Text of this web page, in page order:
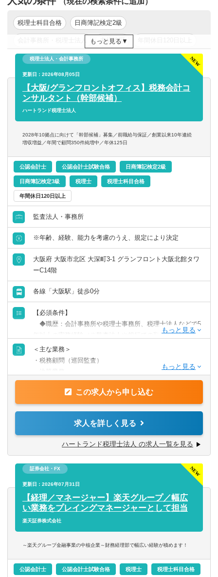
経験者枠
830万円／27歳／入社2年目／業界歴3年目／顧問件数22件
／年間顧問売上2,000万円（月給45万円+平均インセンティ
ブ月額24万円）
1040万円／36歳／入社5年目／業界歴10年目／顧問件数26
件／年間顧問売上2,600万円（月給45万円+平均インセンテ
ィブ月額41.5万円）
1,390万円／28歳／入社3年目／業界歴5年目／顧問件数27件
／年間顧問売上3,000万円（月給45万円+平均インセン月額
61万円+管理職手当10万円）
1,580万円／40歳／入社7年目／業界歴12年／顧問件数32件
／年間顧問売上3,700万円（月給45万円+平均インセンティ
※担当件数が多い方は大きな企業を相手にするケースが多
く、顧問料も高くなる傾向にあります。
法人メインです。
創業間もないスタートアップから、年商100億円を超える大
企業まで幅広く対応しています。
よく「年収が高いから、特殊案件や複雑案件ばかりなので
は？」と心配される方がいますが、そうした案件は一部で
すし、お任せする人は限られています。そのため、経験者
であればスムーズに業務に慣れていただけるはずです。
＜顧問先の割り振り＞
本人の希望や、経験年数を加味して担当顧問を割り振りま
す。「無理に受けさせられる」ということはありませんの
でご安心ください。
＜基本的なキャリアステップ＞
（1）担当を持ち、顧客対応を1人で完結できる。
（2）担当顧問先数が25件前後に到達する。
（3）希望に応じて、部下の育成を担当する「チームリーダ
ー」、資産税案件(相続等)・複雑案件を一手に担う「スペシ
（4）本人の希望があれば拠点長に就任し、担当オフィスの
＜勤続年数に応じた業務内容と年収イメージ＞
【例】業界経験3年の方が入社した場合
◆入社1年目（年収700万円前後）
・担当顧問20～25件前後。
・プレイヤーとしてスキルアップに励む。
ンで担当。
・担当顧問25～30件前後。共同案件のリーダー担当1～2件
前後、サポート担当5件前後。
・チーム長やその補佐などを担当。
・年商10億円未満の中規模法人をメインで担当。
・年商10億円超の企業グループをチームの一員として担
へ参加して経験を積む（例：組織再編や事業承継対策の提
案、DD業務などのスポット業務をチームの一員として対
応）。
・オフィスの拠点長や管理責任者、またはその補佐を担
当。もしくは複雑案件等をメインで担当する「スペシャリ
スト」や「スタープレイヤー」として活躍。
税理士科目合格 日商簿記検定2級
未経験可
新卒可 年収200万円以上
年収500万円以上 東京都
もっと見る
税理士法人・会計事務所
更新日：2026年08月05日
【大阪/グランフロントオフィス】税務会計コ
ンサルタント（幹部候補）
ハートランド税理士法人
2028年10拠点に向けて「幹部候補」募集／前職給与保証／創業以来10年連続
増収増益／年間で顧問350件純増中／年休125日
公認会計士 公認会計士試験合格 日商簿記検定2級
日商簿記検定3級 税理士 税理士科目合格
年間休日120日以上
監査法人・事務所
※年齢、経験、能力を考慮のうえ、規定により決定
大阪府 大阪市北区 大深町3-1 グランフロント大阪北館タワ
ーC14階
各線「大阪駅」徒歩0分
【必須条件】
◆職歴：会計事務所や税理士事務所、税理士法人などで5
年以上の実務経験（※監査法人や銀行での勤務は経験にカ
ウントされません）
◆経験：顧問先への巡回監査経験
※「経験者」の定義は「税理士資格の有無は問わず、単独
で顧客対応可能な方」とする。
【歓迎条件】
◆資格：税理士資格所有者は優遇
＜年収実績（2025年）＞
勤続3年以上の税務担当の平均年収 ：14,251,600円
勤続3年以上の税務担当の年収中央値：11,683,809円
＜年収例＞
経験者枠
830万円／27歳／入社2年目／業界歴3年目／顧問件数22件
ブ月額9万円）
1040万円／36歳／入社5年目／業界歴10年目／顧問件数26
件／年間顧問売上2,600万円（月給60万円+平均インセンテ
＜主な業務＞
・税務顧問（巡回監査）
・タックスコンサルティング
・会社設立支援
※上記以外にも、経験年数や勤続年数、本人の要望に応じ
て資金調達支援や相続対策、組織再編や事業承継などの業
＜顧問先の傾向に関して＞
法人メインです。
創業間もないスタートアップから、年商100億円を超える大
企業まで幅広く対応しています。
であればスムーズに業務に慣れていただけるはずです。
この求人から申し込む
求人を詳しく見る
ハートランド税理士法人 の求人一覧を見る
証券会社・FX
更新日：2026年07月31日
【経理／マネージャー】楽天グループ／幅広
い業務をプレイングマネージャーとして担当
楽天証券株式会社
～楽天グループ金融事業の中核企業～財務経理部で幅広い経験が積めます！
公認会計士 公認会計士試験合格 税理士 税理士科目合格